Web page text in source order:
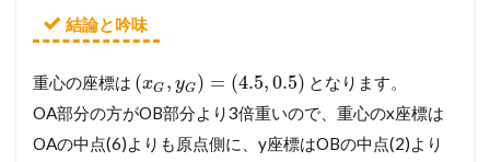
結論と吟味
重心の座標は (xG , yG ) = (4.5,0.5) となります。
OA部分の方がOB部分より3倍重いので、重心のx座標は
OAの中点(6)よりも原点側に、y座標はOBの中点(2)より